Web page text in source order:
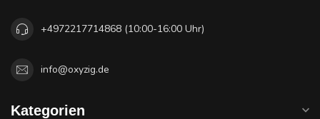
+4972217714868 (10:00-16:00 Uhr)
info@oxyzig.de
Kategorien